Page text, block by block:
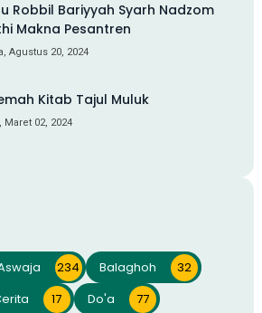
Robbil Bariyyah Syarh Nadzom
Makna Pesantren
Agustus 20, 2024
Kitab Tajul Muluk
Maret 02, 2024
234 Balaghoh
32
17 Do'a
77